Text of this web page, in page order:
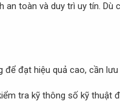
toàn và duy trì uy tín.
để đạt hiệu quả cao, cần lưu
tra kỹ thông số kỹ thuật